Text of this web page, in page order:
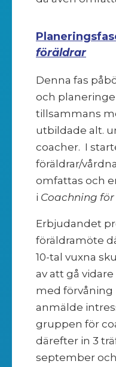
föräldrar
Denna fas
och
tillsammans
utbildade alt.
coacher. I
föräldrar/
omfattas och
i Coachning
Erbjudandet
föräldramöte
10-tal vuxna
av att gå
med förvåning
anmälde
gruppen för
därefter in 3
september